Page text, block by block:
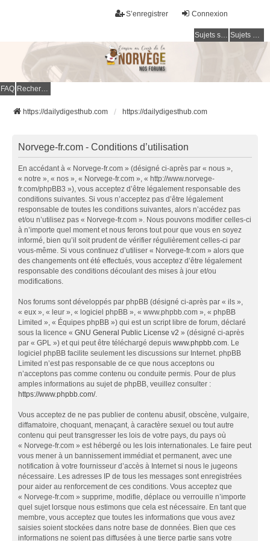
Connexion
S’enregistrer
Sujets sans réponse Sujets actifs
FAQ Rechercher
https://dailydigesthub.com https://dailydigesthub.com
Norvege-fr.com - Conditions d’utilisation
En accédant à « Norvege-fr.com » (désigné ci-après par « nous »,
« notre », « nos », « Norvege-fr.com », « http://www.norvege-
fr.com/phpBB3 »), vous acceptez d’être légalement responsable des
conditions suivantes. Si vous n’acceptez pas d’être légalement
responsable de toutes les conditions suivantes, alors n’accédez pas
et/ou n’utilisez pas « Norvege-fr.com ». Nous pouvons modifier celles-ci
à n’importe quel moment et nous ferons tout pour que vous en soyez
informé, bien qu’il soit prudent de vérifier régulièrement celles-ci par
vous-même. Si vous continuez d’utiliser « Norvege-fr.com » alors que
des changements ont été effectués, vous acceptez d’être légalement
responsable des conditions découlant des mises à jour et/ou
modifications.
Nos forums sont développés par phpBB (désigné ci-après par « ils »,
« eux », « leur », « logiciel phpBB », « www.phpbb.com », « phpBB
Limited », « Équipes phpBB ») qui est un script libre de forum, déclaré
sous la licence « GNU General Public License v2 » (désigné ci-après
par « GPL ») et qui peut être téléchargé depuis www.phpbb.com. Le
logiciel phpBB facilite seulement les discussions sur Internet. phpBB
Limited n’est pas responsable de ce que nous acceptons ou
n’acceptons pas comme contenu ou conduite permis. Pour de plus
amples informations au sujet de phpBB, veuillez consulter :
https://www.phpbb.com/.
Vous acceptez de ne pas publier de contenu abusif, obscène, vulgaire,
diffamatoire, choquant, menaçant, à caractère sexuel ou tout autre
contenu qui peut transgresser les lois de votre pays, du pays où
« Norvege-fr.com » est hébergé ou les lois internationales. Le faire peut
vous mener à un bannissement immédiat et permanent, avec une
notification à votre fournisseur d’accès à Internet si nous le jugeons
nécessaire. Les adresses IP de tous les messages sont enregistrées
pour aider au renforcement de ces conditions. Vous acceptez que
« Norvege-fr.com » supprime, modifie, déplace ou verrouille n’importe
quel sujet lorsque nous estimons que cela est nécessaire. En tant que
membre, vous acceptez que toutes les informations que vous avez
saisies soient stockées dans notre base de données. Bien que ces
informations ne soient pas diffusées à une tierce partie sans votre